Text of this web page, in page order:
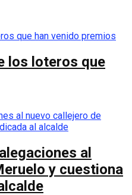
los loteros que
al
y cuestiona